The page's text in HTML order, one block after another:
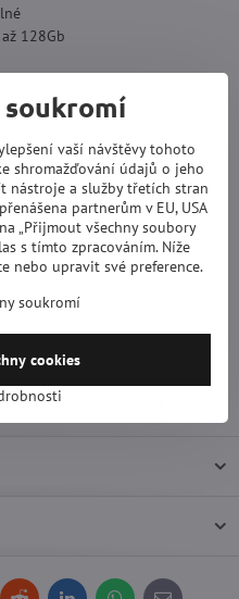
128Gb
solárního panelu
(probuzení 15min denně)
kamery
vaší návštěvy tohoto
shromažďování údajů o jeho
nástroje a služby třetích stran
partnerům v EU, USA
„Přijmout všechny soubory
s tímto zpracováním. Níže
nebo upravit své preference.
soukromí
cookies